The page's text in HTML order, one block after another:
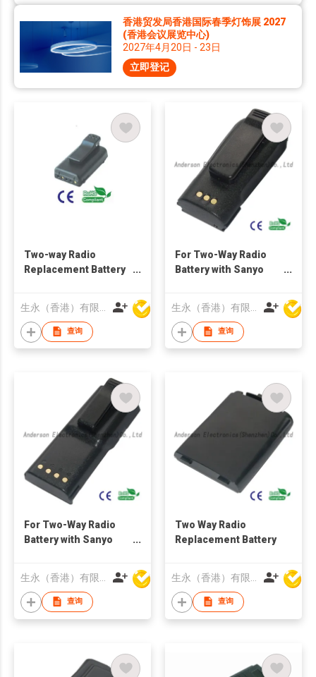
香港贸发局香港国际春季灯饰展 2027
(香港会议展览中心)
2027年4月20日 - 23日
立即登记
Two-way Radio
Replacement Battery
查询
For Two-Way Radio
Battery with Sanyo
查询
For Two-Way Radio
Battery with Sanyo
查询
Two Way Radio
Replacement Battery
查询